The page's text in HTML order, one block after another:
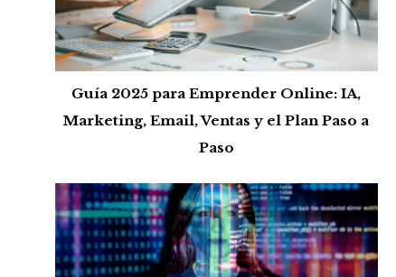
Guía 2025 para Emprender Online: IA,
Marketing, Email, Ventas y el Plan Paso a
Paso